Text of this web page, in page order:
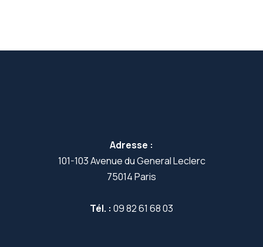
Adresse :
101-103 Avenue du General Leclerc
75014 Paris
Tél. : 09 82 61 68 03